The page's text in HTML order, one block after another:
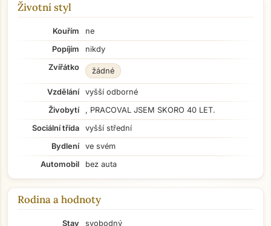
Životní styl
Kouřím
ne
Popíjím
nikdy
Zvířátko
žádné
Vzdělání
vyšší odborné
Živobytí
, PRACOVAL JSEM SKORO 40 LET.
Sociální třída
vyšší střední
Bydlení
ve svém
Automobil
bez auta
Rodina a hodnoty
Stav
svobodný